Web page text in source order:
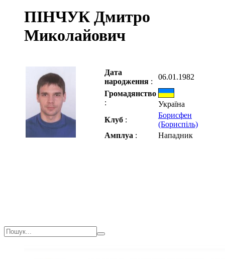
ПІНЧУК Дмитро
Миколайович
Дата
народження :
06.01.1982
Громадянство
:
Україна
Клуб :
Борисфен
(Бориспіль)
Амплуа : Нападник